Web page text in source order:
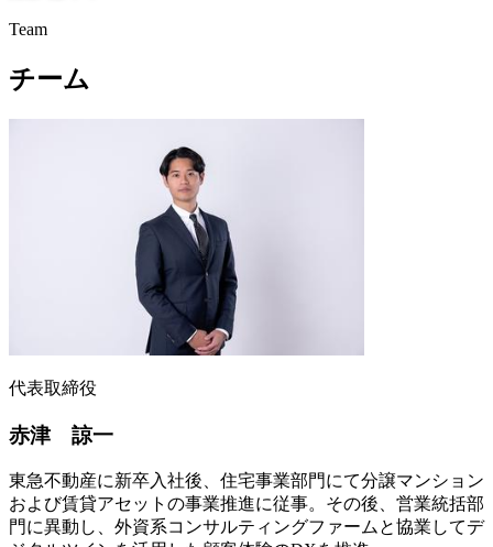
Team
チーム
代表取締役
赤津 諒一
東急不動産に新卒入社後、住宅事業部門にて分譲マンション
および賃貸アセットの事業推進に従事。その後、営業統括部
門に異動し、外資系コンサルティングファームと協業してデ